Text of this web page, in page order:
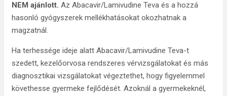
NEM ajánlott. Az Abacavir/Lamivudine Teva és a hozzá
hasonló gyógyszerek mellékhatásokat okozhatnak a
magzatnál.
Ha terhessége ideje alatt Abacavir/Lamivudine Teva-t
szedett, kezelőorvosa rendszeres vérvizsgálatokat és más
diagnosztikai vizsgálatokat végeztethet, hogy figyelemmel
követhesse gyermeke fejlődését. Azoknál a gyermekeknél,